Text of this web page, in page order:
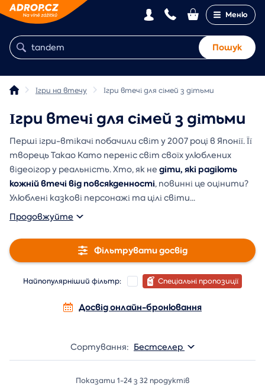
Меню
Пошук
Ігри на втечу Ігри втечі для сімей з дітьми
Ігри втечі для сімей з дітьми
Перші ігри-втікачі побачили світ у 2007 році в Японії. Її
творець Такао Като переніс світ своїх улюблених
відеоігор у реальність. Хто, як не діти, які радіють
кожній втечі від повсякденності, повинні це оцінити?
Улюблені казкові персонажі та цілі світи...
Продовжуйте
Фільтрувати досвід
Найпопулярніший фільтр: Спеціальні пропозиції
Досвід онлайн-бронювання
Сортування: Бестселер
Показати 1-24 з 32 продуктів